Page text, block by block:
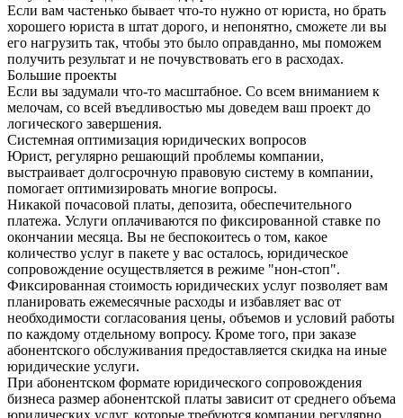
Если вам частенько бывает что-то нужно от юриста, но брать
хорошего юриста в штат дорого, и непонятно, сможете ли вы
его нагрузить так, чтобы это было оправданно, мы поможем
получить результат и не почувствовать его в расходах.
Большие проекты
Если вы задумали что-то масштабное. Со всем вниманием к
мелочам, со всей въедливостью мы доведем ваш проект до
логического завершения.
Системная оптимизация юридических вопросов
Юрист, регулярно решающий проблемы компании,
выстраивает долгосрочную правовую систему в компании,
помогает оптимизировать многие вопросы.
Никакой почасовой платы, депозита, обеспечительного
платежа. Услуги оплачиваются по фиксированной ставке по
окончании месяца. Вы не беспокоитесь о том, какое
количество услуг в пакете у вас осталось, юридическое
сопровождение осуществляется в режиме "нон-стоп".
Фиксированная стоимость юридических услуг позволяет вам
планировать ежемесячные расходы и избавляет вас от
необходимости согласования цены, объемов и условий работы
по каждому отдельному вопросу. Кроме того, при заказе
абонентского обслуживания предоставляется скидка на иные
юридические услуги.
При абонентском формате юридического сопровождения
бизнеса размер абонентской платы зависит от среднего объема
юридических услуг, которые требуются компании регулярно.